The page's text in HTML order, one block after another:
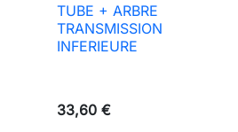
TUBE + ARBRE
TRANSMISSION
INFERIEURE
33,60 €